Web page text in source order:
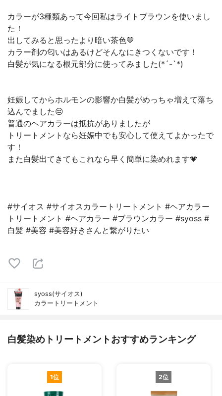
カラーが3種類あって今回私はライトブラウンを使いまし
た！
出してみると思ったより暗い茶色🤎
カラー剤の匂いはあるけどそんなにきつくないです！
白髪が気になる根元部分に使ってみました(*´-`*)
妊娠してからホルモンの影響か白髪がめっちゃ増えて落ち
込んでました😔
普通のヘアカラーは抵抗がありましたが
トリートメントなら妊娠中でも安心して使えてよかったで
す！
また白髪出てきてもこれなら早く簡単に染めれます💗
#サイオス #サイオスカラートリートメント #ヘアカラー
トリートメント #ヘアカラー #ブラウンカラー #syoss #
白髪 #美容 #美容好きさんと繋がりたい
syoss(サイオス)
カラートリートメント
白髪染めトリートメントおすすめランキング
1位 2位